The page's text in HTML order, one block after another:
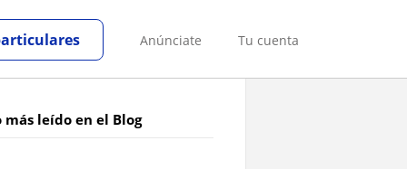
Anúnciate Tu cuenta
más leído en el Blog